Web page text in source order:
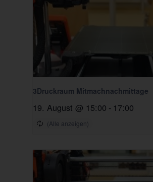
3Druckraum Mitmachnachmittage
19. August @ 15:00 - 17:00